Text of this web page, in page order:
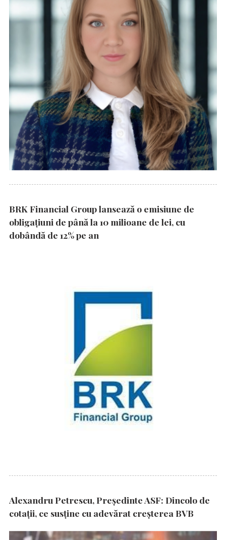
BRK Financial Group lansează o emisiune de
obligațiuni de până la 10 milioane de lei, cu
dobândă de 12% pe an
Alexandru Petrescu, Președinte ASF: Dincolo de
cotații, ce susține cu adevărat creșterea BVB